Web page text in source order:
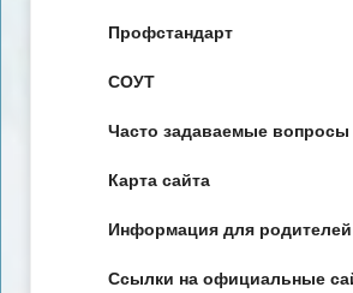
Профстандарт
СОУТ
Часто задаваемые вопросы
Карта сайта
Информация для родителей
Ссылки на официальные